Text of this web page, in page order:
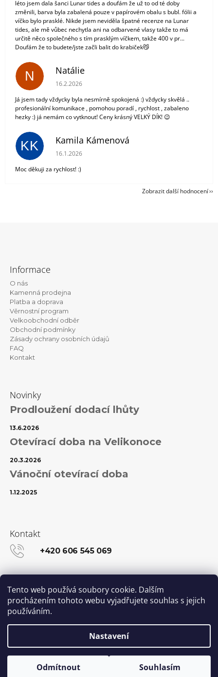
Tento web používá soubory cookie. Dalším
procházením tohoto webu vyjadřujete souhlas s jejich
používáním.
Nastavení
Odmítnout Souhlasím
léto jsem dala šanci Lunar tides a doufám že už to od té doby
změnili, barva byla zabalená pouze v papírovém obalu s bubl. fólii a
víčko bylo prasklé. Nikde jsem neviděla špatné recenze na Lunar
tides, ale mě vůbec nechytla ani na odbarvené vlasy takže to má
určitě něco společného s tím prasklým víčkem, takže 400 v pr...
Doufám že to budete/jste začli balit do krabiček😼
N Natálie
Hodnocení obchodu je 5 z 5 hvězdiček.
16.2.2026
Já jsem tady vždycky byla nesmírně spokojená :) vždycky skvělá ..
profesionální komunikace , pomohou poradí , rychlost , zabaleno
hezky :) já nemám co vytknout! Ceny krásný VELKÝ DÍK! 😉
KK Kamila Kámenová
Hodnocení obchodu je 5 z 5 hvězdiček.
16.1.2026
Moc děkuji za rychlost! :)
Zobrazit další hodnocení
Informace
O nás
Kamenná prodejna
Platba a doprava
Věrnostní program
Velkoobchodní odběr
Obchodní podmínky
Zásady ochrany osobních údajů
FAQ
Kontakt
Novinky
Prodloužení dodací lhůty
13.6.2026
Otevírací doba na Velikonoce
20.3.2026
Vánoční otevírací doba
1.12.2025
Kontakt
+420 606 545 069
Vytvořil Shoptet
© 2026 Kanekalon-STORE.cz. Všechna práva
vyhrazena.Upravit nastavení cookies